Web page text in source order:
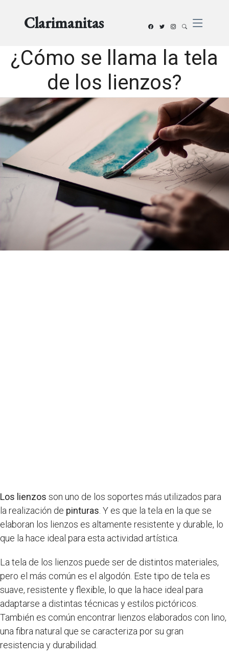
Clarimanitas
¿Cómo se llama la tela
de los lienzos?
Los lienzos son uno de los soportes más utilizados para
la realización de pinturas . Y es que la tela en la que se
elaboran los lienzos es altamente resistente y durable, lo
que la hace ideal para esta actividad artística.
La tela de los lienzos puede ser de distintos materiales,
pero el más común es el algodón. Este tipo de tela es
suave, resistente y flexible, lo que la hace ideal para
adaptarse a distintas técnicas y estilos pictóricos.
También es común encontrar lienzos elaborados con lino,
una fibra natural que se caracteriza por su gran
resistencia y durabilidad.